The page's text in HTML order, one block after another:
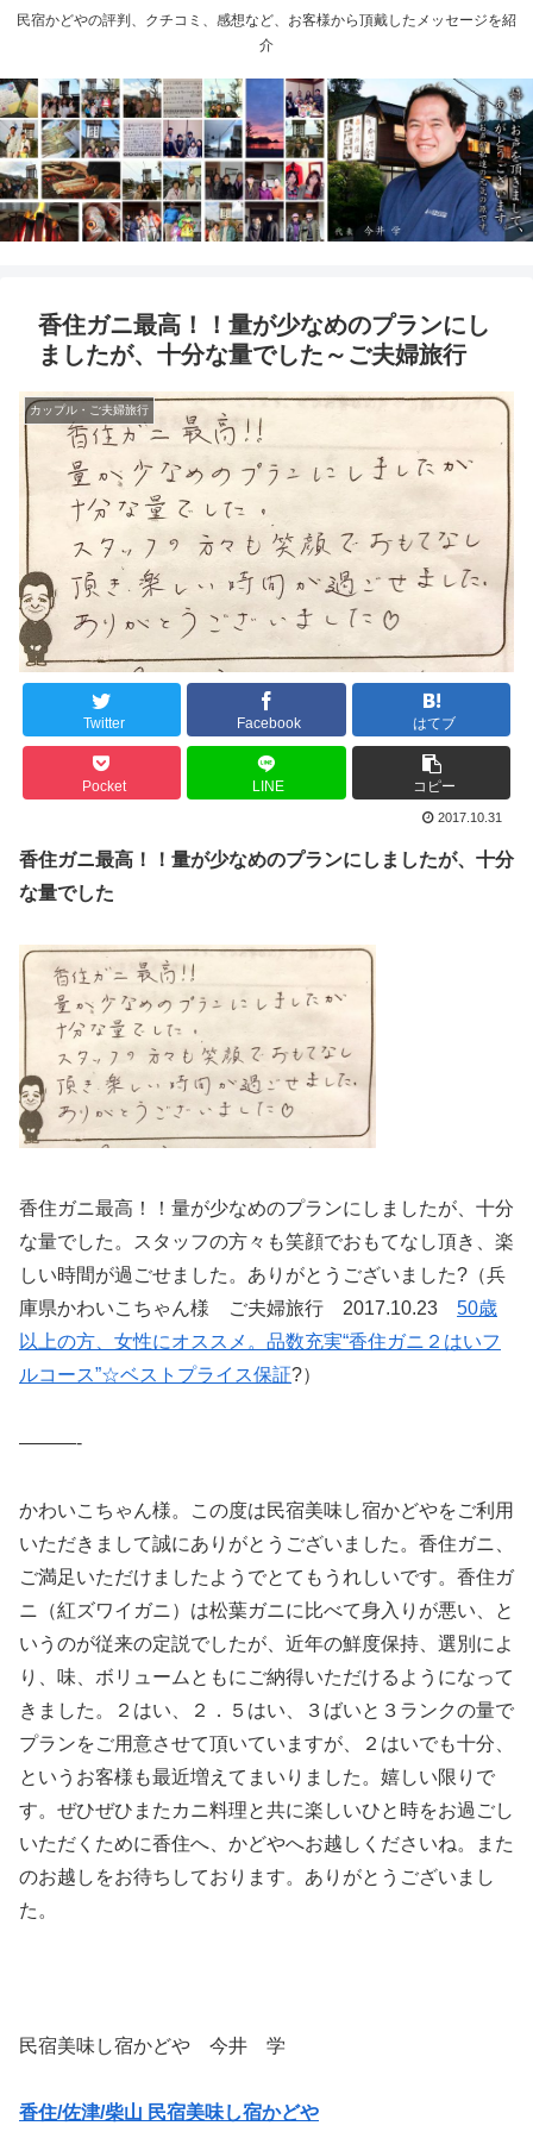
民宿かどやの評判、クチコミ、感想など、お客様から頂戴したメッセージを紹
介
香住ガニ最高！！量が少なめのプランにし
ましたが、十分な量でした～ご夫婦旅行
カップル・ご夫婦旅行
Twitter Facebook はてブ
Pocket LINE コピー
2017.10.31
香住ガニ最高！！量が少なめのプランにしましたが、十分
な量でした
香住ガニ最高！！量が少なめのプランにしましたが、十分
な量でした。スタッフの方々も笑顔でおもてなし頂き、楽
しい時間が過ごせました。ありがとうございました?（兵
庫県かわいこちゃん様 ご夫婦旅行 2017.10.23 50歳
以上の方、女性にオススメ。品数充実“香住ガニ２はいフ
ルコース”☆ベストプライス保証?）
———-
かわいこちゃん様。この度は民宿美味し宿かどやをご利用
いただきまして誠にありがとうございました。香住ガニ、
ご満足いただけましたようでとてもうれしいです。香住ガ
ニ（紅ズワイガニ）は松葉ガニに比べて身入りが悪い、と
いうのが従来の定説でしたが、近年の鮮度保持、選別によ
り、味、ボリュームともにご納得いただけるようになって
きました。２はい、２．５はい、３ばいと３ランクの量で
プランをご用意させて頂いていますが、２はいでも十分、
というお客様も最近増えてまいりました。嬉しい限りで
す。ぜひぜひまたカニ料理と共に楽しいひと時をお過ごし
いただくために香住へ、かどやへお越しくださいね。また
のお越しをお待ちしております。ありがとうございまし
た。
民宿美味し宿かどや 今井 学
香住/佐津/柴山 民宿美味し宿かどや